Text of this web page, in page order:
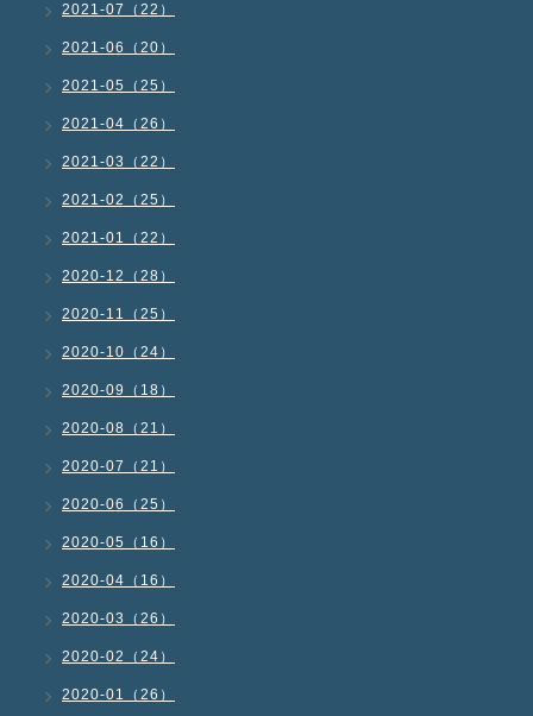
2021-07（22）
2021-06（20）
2021-05（25）
2021-04（26）
2021-03（22）
2021-02（25）
2021-01（22）
2020-12（28）
2020-11（25）
2020-10（24）
2020-09（18）
2020-08（21）
2020-07（21）
2020-06（25）
2020-05（16）
2020-04（16）
2020-03（26）
2020-02（24）
2020-01（26）